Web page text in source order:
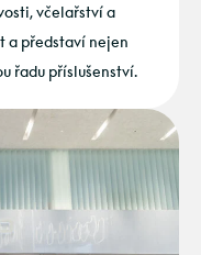
včelařství a
a představí nejen
řadu příslušenství.